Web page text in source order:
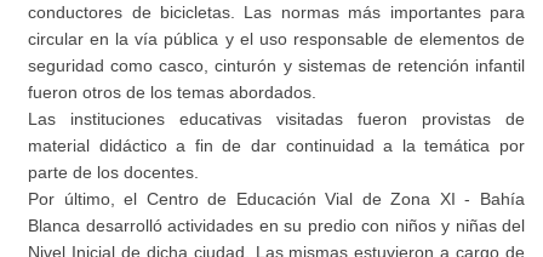
conductores de bicicletas. Las normas más importantes para
circular en la vía pública y el uso responsable de elementos de
seguridad como casco, cinturón y sistemas de retención infantil
fueron otros de los temas abordados.
Las instituciones educativas visitadas fueron provistas de
material didáctico a fin de dar continuidad a la temática por
parte de los docentes.
Por último, el Centro de Educación Vial de Zona XI - Bahía
Blanca desarrolló actividades en su predio con niños y niñas del
Nivel Inicial de dicha ciudad. Las mismas estuvieron a cargo de